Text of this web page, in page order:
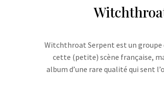
Witchthroat Serpent est un groupe
cette (petite) scène française,
album d’une rare qualité qui sent